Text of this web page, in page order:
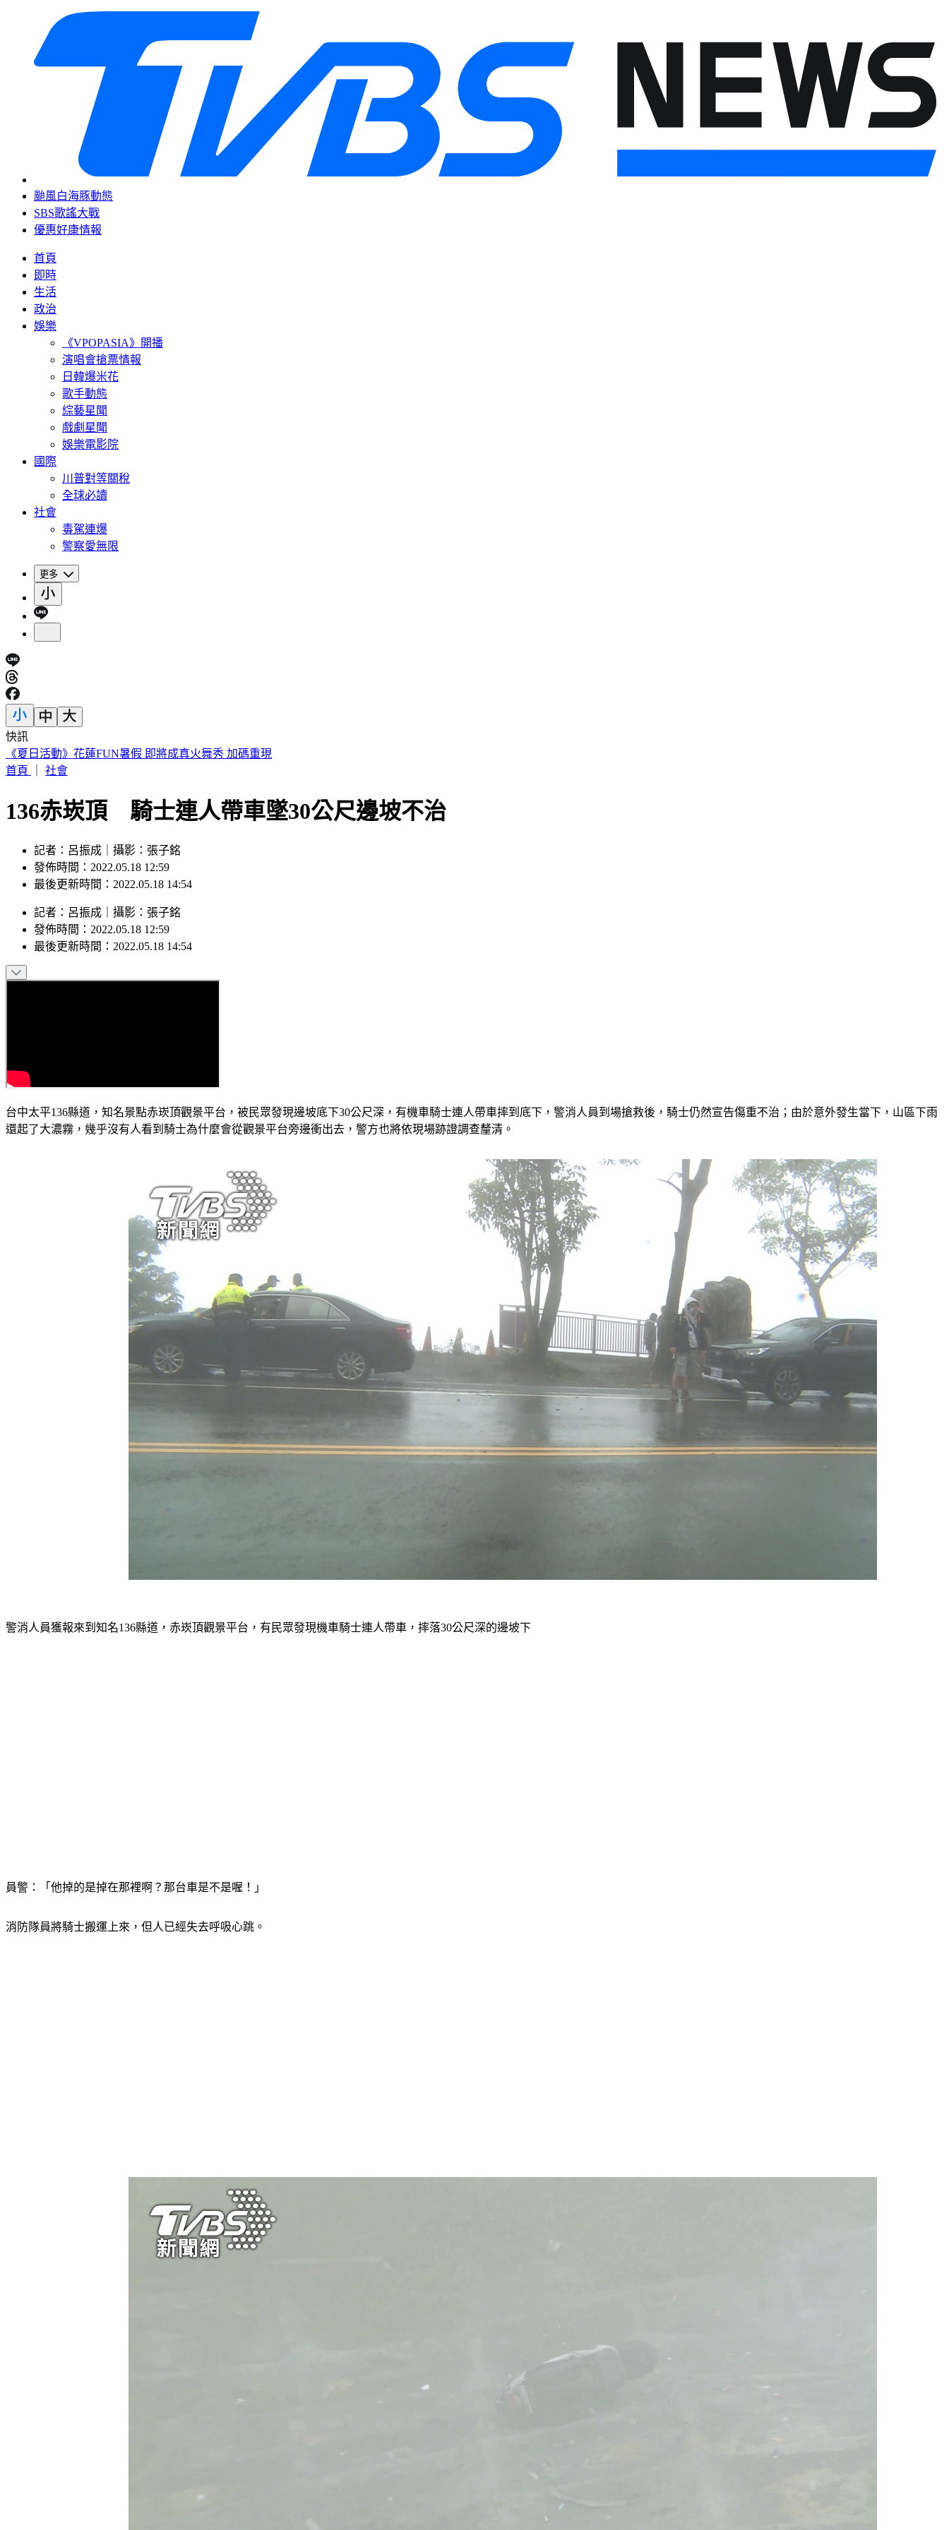
颱風白海豚動態
SBS歌謠大戰
優惠好康情報
首頁
即時
生活
政治
娛樂
《VPOPASIA》開播
演唱會搶票情報
日韓爆米花
歌手動態
綜藝星聞
戲劇星聞
娛樂電影院
國際
川普對等關稅
全球必讀
社會
毒駕連爆
警察愛無限
更多
快訊
史上第二例？颱風昌鴻恐登陸日本宮城縣 路徑可能「橫貫本州」
首頁
社會
136赤崁頂 騎士連人帶車墜30公尺邊坡不治
記者：呂振成｜攝影：張子銘
發佈時間：2022.05.18 12:59
最後更新時間：2022.05.18 14:54
記者 ： 呂振成 攝影 ： 張子銘
發佈時間： 2022.05.18 12:59
最後更新時間： 2022.05.18 14:54
台中太平136縣道，知名景點赤崁頂觀景平台，被民眾發現邊坡底下30公尺深，有機車騎士連人帶車摔到底下，警消人員到場搶救後，騎士仍然宣告傷重不治；由於意外發生當下，山區下雨
還起了大濃霧，幾乎沒有人看到騎士為什麼會從觀景平台旁邊衝出去，警方也將依現場跡證調查釐清。
警消人員獲報來到知名136縣道，赤崁頂觀景平台，有民眾發現機車騎士連人帶車，摔落30公尺深的邊坡下
員警：「他掉的是掉在那裡啊？那台車是不是喔！」
消防隊員將騎士搬運上來，但人已經失去呼吸心跳。